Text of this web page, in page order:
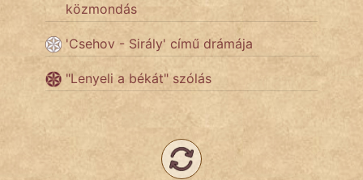
mikkamakka
vörös ördög
nagyöreg
NapHold
közmondás
'Csehov - Sirály' című drámája
"Lenyeli a békát" szólás